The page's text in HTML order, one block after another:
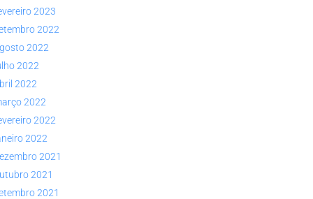
2023
2022
2022
2022
2022
2022
2022
2022
2021
2021
2021